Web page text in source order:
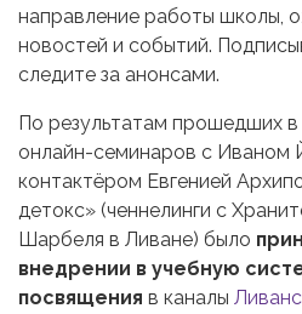
направление работы школы,
новостей и событий.
следите за анонсами.
По результатам прошедших
онлайн-семинаров с Иваном
контактёром Евгенией
детокс» (ченнелинги с
Шарбеля в Ливане) было
внедрении в учебную
посвящения в каналы